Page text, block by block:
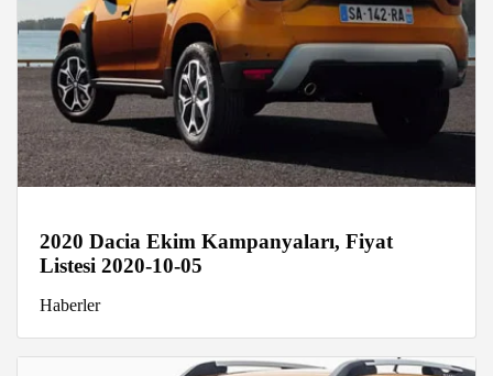
2020 Dacia Ekim Kampanyaları, Fiyat
Listesi 2020-10-05
Haberler